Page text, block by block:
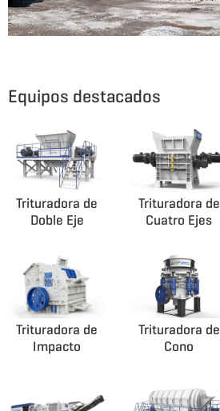
Equipos destacados
Trituradora de
Doble Eje
Trituradora de
Cuatro Ejes
Trituradora de
Impacto
Trituradora de
Cono